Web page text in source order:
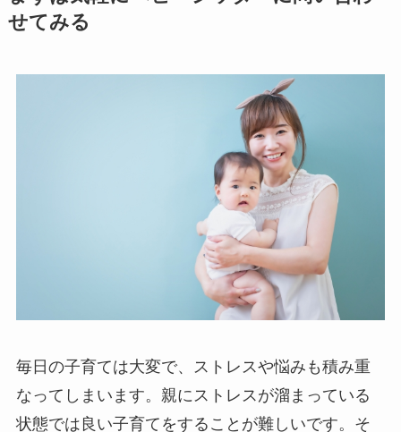
せてみる
毎日の子育ては大変で、ストレスや悩みも積み重
なってしまいます。親にストレスが溜まっている
状態では良い子育てをすることが難しいです。そ